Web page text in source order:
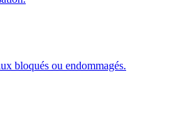
bloqués ou endommagés.